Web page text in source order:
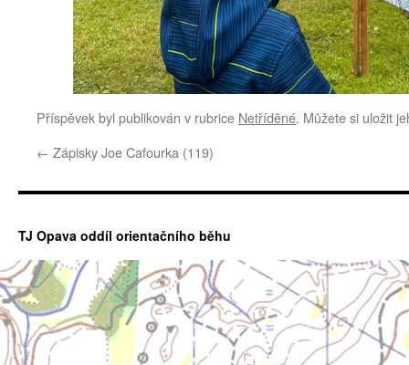
Příspěvek byl publikován v rubrice Netříděné. Můžete si uložit
← Zápisky Joe Cafourka (119)
TJ Opava oddíl orientačního běhu